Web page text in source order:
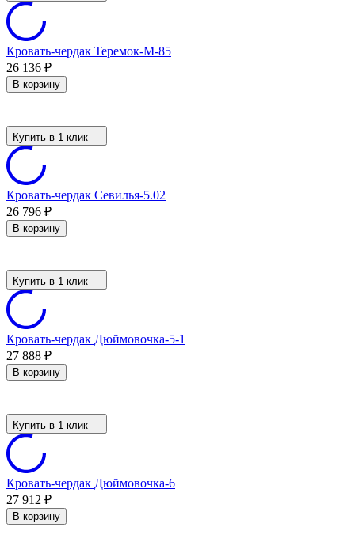
Кровать-чердак Теремок-М-85
26 136 ₽
В корзину
Купить в 1 клик
Кровать-чердак Севилья-5.02
26 796 ₽
В корзину
Купить в 1 клик
Кровать-чердак Дюймовочка-5-1
27 888 ₽
В корзину
Купить в 1 клик
Кровать-чердак Дюймовочка-6
27 912 ₽
В корзину